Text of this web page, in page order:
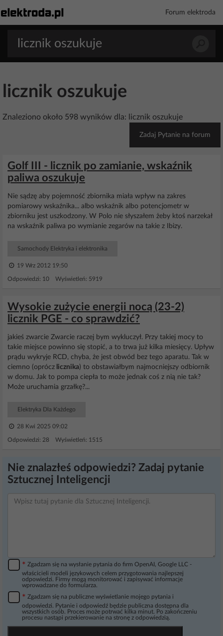
Forum elektroda
licznik oszukuje
Znaleziono około 598 wyników dla: licznik oszukuje
Zadaj Pytanie na forum
Golf III - licznik po zamianie, wskaźnik
paliwa oszukuje
Nie sądzę aby pojemność zbiornika miała wpływ na zakres
pomiarowy wskaźnika... albo wskaźnik albo potencjometr w
zbiorniku jest uszkodzony. W Polo nie słyszałem żeby ktoś narzekał
na wskaźnik paliwa po wymianie zegarów na takie z Ibizy.
Samochody Elektryka i elektronika
19 Wrz 2012 19:50
Odpowiedzi: 10 Wyświetleń: 5919
Wysokie zużycie energii nocą (23-2)
licznik PGE - co sprawdzić?
jakieś zwarcie Zwarcie raczej bym wykluczył. Przy takiej mocy to
takie miejsce powinno się stopić, a to trwa już kilka miesięcy. Upływ
prądu wykryje RCD, chyba, że jest obwód bez tego aparatu. Tak w
ciemno (oprócz licznika) to obstawiałbym najmocniejszy odbiornik
w domu. Jak to pompa ciepła to może jednak coś z nią nie tak?
Może uruchamia grzałkę?...
Elektryka Dla Każdego
28 Kwi 2025 09:02
Odpowiedzi: 28 Wyświetleń: 1515
Nie znalazłeś odpowiedzi? Zadaj pytanie
Sztucznej Inteligencji
* Zgadzam się na wysłanie pytania do firm OpenAI, Google LLC -
właścicieli modeli językowych celem przygotowania najlepszej
odpowiedzi. Firmy mogą monitorować i zapisywać informacje
wprowadzane do formularza.
* Zgadzam się na publiczne wyświetlanie mojego pytania i
odpowiedzi. Pytanie i odpowiedź będzie publiczna dostępna dla
wszystkich osób. Proces może potrwać kilka minut. Po zakończeniu
procesu nastąpi przekierowanie na stronę z odpowiedzią.